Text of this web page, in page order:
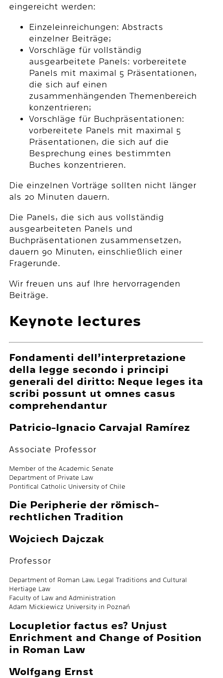
eingereicht werden:
Einzeleinreichungen: Abstracts
einzelner Beiträge;
Vorschläge für vollständig
ausgearbeitete Panels: vorbereitete
Panels mit maximal 5 Präsentationen,
die sich auf einen
zusammenhängenden Themenbereich
konzentrieren;
Vorschläge für Buchpräsentationen:
vorbereitete Panels mit maximal 5
Präsentationen, die sich auf die
Besprechung eines bestimmten
Buches konzentrieren.
Die einzelnen Vorträge sollten nicht länger
als 20 Minuten dauern.
Die Panels, die sich aus vollständig
ausgearbeiteten Panels und
Buchpräsentationen zusammensetzen,
dauern 90 Minuten, einschließlich einer
Fragerunde.
Wir freuen uns auf Ihre hervorragenden
Beiträge.
Keynote lectures
Fondamenti dell’interpretazione
della legge secondo i principi
generali del diritto: Neque leges ita
scribi possunt ut omnes casus
comprehendantur
Patricio-Ignacio Carvajal Ramírez
Associate Professor
Member of the Academic Senate
Department of Private Law
Pontifical Catholic University of Chile
Die Peripherie der römisch-
rechtlichen Tradition
Wojciech Dajczak
Professor
Department of Roman Law, Legal Traditions and Cultural
Hertiage Law
Faculty of Law and Administration
Adam Mickiewicz University in Poznań
Locupletior factus es? Unjust
Enrichment and Change of Position
in Roman Law
Wolfgang Ernst